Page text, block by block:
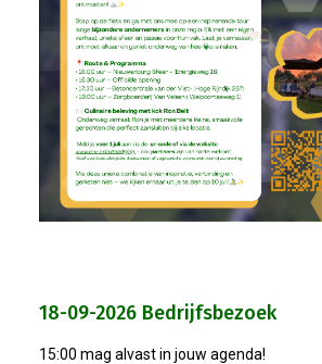
26-01-2026
08-01-2026:
21-11-2025:
05-11-2025:
24 Oktober:
18-09-2026 Bedrijfsbezoek
15:00 mag alvast in jouw agenda!